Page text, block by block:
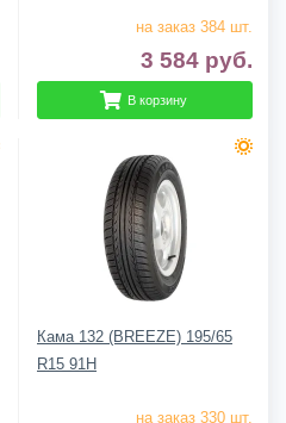
на заказ 384 шт.
3 584 руб.
В корзину
Кама 132 (BREEZE) 195/65
R15 91H
на заказ 330 шт.